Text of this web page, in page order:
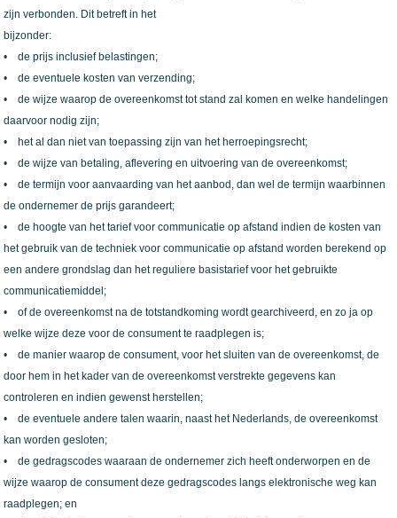
zijn verbonden. Dit betreft in het
bijzonder:
• de prijs inclusief belastingen;
• de eventuele kosten van verzending;
• de wijze waarop de overeenkomst tot stand zal komen en welke handelingen
daarvoor nodig zijn;
• het al dan niet van toepassing zijn van het herroepingsrecht;
• de wijze van betaling, aflevering en uitvoering van de overeenkomst;
• de termijn voor aanvaarding van het aanbod, dan wel de termijn waarbinnen
de ondernemer de prijs garandeert;
• de hoogte van het tarief voor communicatie op afstand indien de kosten van
het gebruik van de techniek voor communicatie op afstand worden berekend op
een andere grondslag dan het reguliere basistarief voor het gebruikte
communicatiemiddel;
• of de overeenkomst na de totstandkoming wordt gearchiveerd, en zo ja op
welke wijze deze voor de consument te raadplegen is;
• de manier waarop de consument, voor het sluiten van de overeenkomst, de
door hem in het kader van de overeenkomst verstrekte gegevens kan
controleren en indien gewenst herstellen;
• de eventuele andere talen waarin, naast het Nederlands, de overeenkomst
kan worden gesloten;
• de gedragscodes waaraan de ondernemer zich heeft onderworpen en de
wijze waarop de consument deze gedragscodes langs elektronische weg kan
raadplegen; en